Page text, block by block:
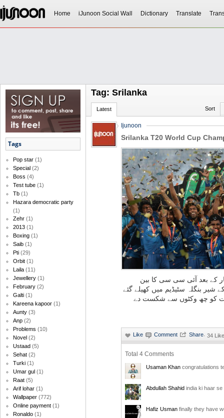
Home iJunoon Social Wall Dictionary Translate
Tags
Pop star (1)
Special (2)
Boss (4)
Test tube (1)
Tb (1)
Hazara democratic party
(1)
Zehr (1)
2013 (1)
Boxing (1)
Saib (1)
Pti (29)
Orbit (1)
Laila (11)
Jewellery (1)
February (2)
Galti (1)
Kareena kapoor (1)
Aunty (3)
Anp (2)
Problems (10)
Novel (2)
Ustaad (5)
Sehat (2)
Turki (1)
Umar gul (1)
Raat (5)
Arif lohar (1)
Wallpaper (772)
Online payment (1)
Ronaldo (1)
Tag: Srilanka
Latest Sort
Ijunoon
Srilanka T20 World Cup
کے بعد آئی سی سی کا بین
شیر بنگلہ سٹیڈیم میں کھیلے گئے
کو چھ وکٹوں سے شکست دے
· 34
Total 4 Comments
Usaman Khan congratulations
Abdullah Shahid india ki haar se
Hafiz Usman finally they have